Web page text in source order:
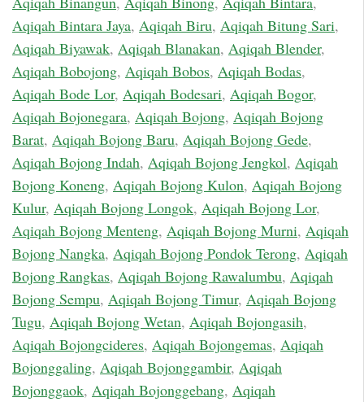
Aqiqah Bintara Jaya, Aqiqah Biru, Aqiqah Bitung Sari,
Aqiqah Biyawak, Aqiqah Blanakan, Aqiqah Blender,
Aqiqah Bobojong, Aqiqah Bobos, Aqiqah Bodas,
Aqiqah Bode Lor, Aqiqah Bodesari, Aqiqah Bogor,
Aqiqah Bojonegara, Aqiqah Bojong, Aqiqah Bojong
Barat, Aqiqah Bojong Baru, Aqiqah Bojong Gede,
Aqiqah Bojong Indah, Aqiqah Bojong Jengkol, Aqiqah
Bojong Koneng, Aqiqah Bojong Kulon, Aqiqah Bojong
Kulur, Aqiqah Bojong Longok, Aqiqah Bojong Lor,
Aqiqah Bojong Menteng, Aqiqah Bojong Murni, Aqiqah
Bojong Nangka, Aqiqah Bojong Pondok Terong, Aqiqah
Bojong Rangkas, Aqiqah Bojong Rawalumbu, Aqiqah
Bojong Sempu, Aqiqah Bojong Timur, Aqiqah Bojong
Tugu, Aqiqah Bojong Wetan, Aqiqah Bojongasih,
Aqiqah Bojongcideres, Aqiqah Bojongemas, Aqiqah
Bojonggaling, Aqiqah Bojonggambir, Aqiqah
Bojonggaok, Aqiqah Bojonggebang, Aqiqah